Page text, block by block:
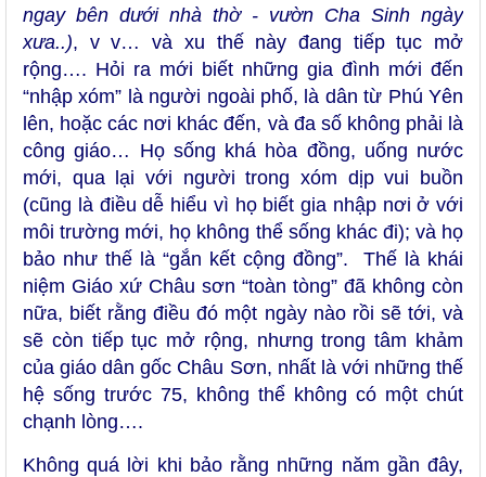
ngay bên dưới nhà thờ - vườn Cha Sinh ngày
xưa..), v v… và xu thế này đang tiếp tục mở
rộng…. Hỏi ra mới biết những gia đình mới đến
“nhập xóm” là người ngoài phố, là dân từ Phú Yên
lên, hoặc các nơi khác đến, và đa số không phải là
công giáo… Họ sống khá hòa đồng, uống nước
mới, qua lại với người trong xóm dịp vui buồn
(cũng là điều dễ hiểu vì họ biết gia nhập nơi ở với
môi trường mới, họ không thể sống khác đi); và họ
bảo như thế là “gắn kết cộng đồng”. Thế là khái
niệm Giáo xứ Châu sơn “toàn tòng” đã không còn
nữa, biết rằng điều đó một ngày nào rồi sẽ tới, và
sẽ còn tiếp tục mở rộng, nhưng trong tâm khảm
của giáo dân gốc Châu Sơn, nhất là với những thế
hệ sống trước 75, không thể không có một chút
chạnh lòng….
Không quá lời khi bảo rằng những năm gần đây,